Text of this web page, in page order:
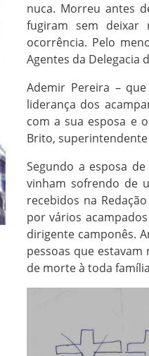
nuca. Morreu antes
fugiram sem deixar
ocorrência. Pelo
Agentes da Delegacia
Ademir Pereira –
liderança dos
com a sua esposa e
Brito, superintendente
Segundo a esposa
vinham sofrendo de
recebidos na
por vários
dirigente camponês.
pessoas que
de morte à toda